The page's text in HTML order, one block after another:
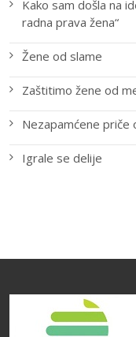
Kako sam došla na
radna prava žena“
Žene od slame
Zaštitimo žene od
Nezapamćene priče
Igrale se delije